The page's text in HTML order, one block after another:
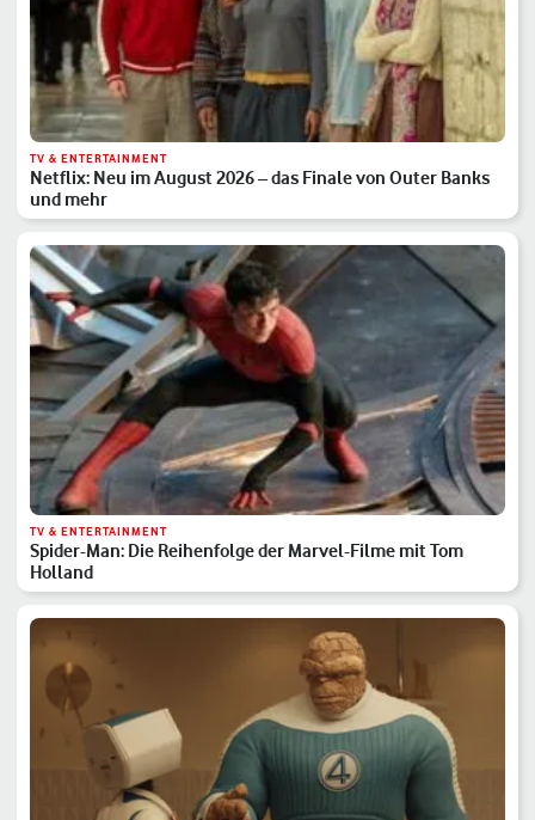
TV & ENTERTAINMENT
Netflix: Neu im August 2026 – das Finale von Outer Banks
und mehr
TV & ENTERTAINMENT
Spider-Man: Die Reihenfolge der Marvel-Filme mit Tom
Holland